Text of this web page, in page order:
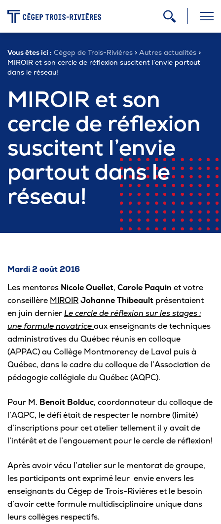
Programmes
Admission
Zone étudiante
Formation continue
Carrière
Le cégep
Notre collège
Services à la population
Stages et emplois pour étudiants
Communications
Liens utiles
Microsoft 365
Guichet des requêtes
Portail CégepTR
Vous êtes ici : Cégep de Trois-Rivières > Autres actualités >
MIROIR et son cercle de réflexion suscitent l’envie partout
dans le réseau!
MIROIR et son
cercle de réflexion
suscitent l’envie
partout dans le
réseau!
Mardi 2 août 2016
Les mentores Nicole Ouellet, Carole Paquin et votre
conseillère MIROIRJohanne Thibeault présentaient
en juin dernierLe cercle de réflexion sur les stages :
une formule novatriceaux enseignants de techniques
administratives du Québec réunis en colloque
(APPAC) au Collège Montmorency de Laval puis à
Québec, dans le cadre du colloque de l’Association de
pédagogie collégiale du Québec (AQPC).
Pour M. Benoit Bolduc, coordonnateur du colloque de
l’AQPC, le défi était de respecter le nombre (limité)
d’inscriptions pour cet atelier tellement il y avait de
l’intérêt et de l’engouement pour le cercle de réflexion!
Après avoir vécu l’atelier sur le mentorat de groupe,
les participants ont exprimé leur envie envers les
enseignants du Cégep de Trois-Rivières et le besoin
d’avoir cette formule multidisciplinaire unique dans
leurs collèges respectifs.